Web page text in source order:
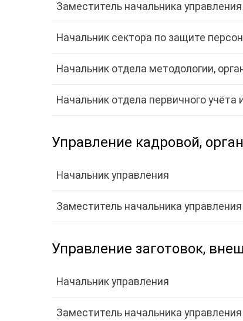
Заместитель начальника управления
Начальник сектора по защите
Начальник отдела методологии,
Начальник отдела первичного
Управление кадровой,
Начальник управления
Заместитель начальника управления
Управление заготовок,
Начальник управления
Заместитель начальника управления